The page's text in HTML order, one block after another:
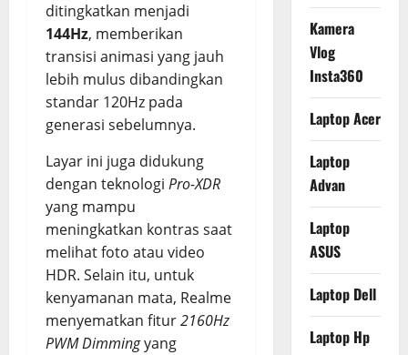
ditingkatkan menjadi
144Hz, memberikan
transisi animasi yang jauh
lebih mulus dibandingkan
standar 120Hz pada
generasi sebelumnya.
Layar ini juga didukung
dengan teknologi Pro-XDR
yang mampu
meningkatkan kontras saat
melihat foto atau video
HDR. Selain itu, untuk
kenyamanan mata, Realme
menyematkan fitur2160Hz
PWM Dimmingyang
Kamera
Vlog
Insta360
Laptop Acer
Laptop
Advan
Laptop
ASUS
Laptop Dell
Laptop Hp